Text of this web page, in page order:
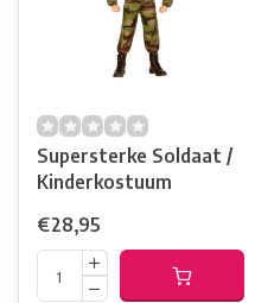
Supersterke Soldaat /
Kinderkostuum
€28,95